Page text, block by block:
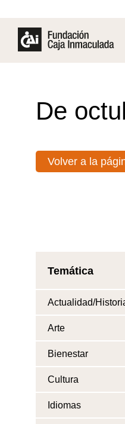
De
Volver a la
Temática
Actualidad/
Arte
Bienestar
Cultura
Idiomas